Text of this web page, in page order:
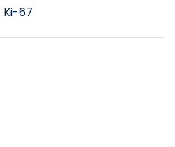
Ki-67